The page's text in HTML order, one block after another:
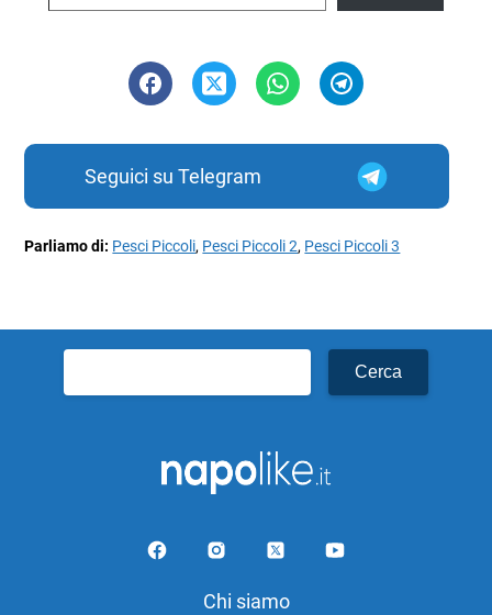
Seguici su Telegram
Parliamo di: Pesci Piccoli, Pesci Piccoli 2, Pesci Piccoli 3
per:
Chi siamo